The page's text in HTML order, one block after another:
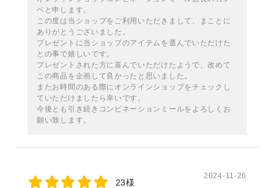
ベと申します。
この度は当ショップをご利用いただきまして、まことに
ありがとうございました。
プレゼントに当ショップのアイテムを選んでいただけた
との事で嬉しいです。
プレゼントされた方に喜んでいただけたようで、改めて
この商品を企画して良かったと思いました。
またお時間のある際にオンラインショップをチェックし
ていただけましたら幸いです。
今後とも引き続きコンビネーションミールをよろしくお
願い致します。
23様
2024-11-26